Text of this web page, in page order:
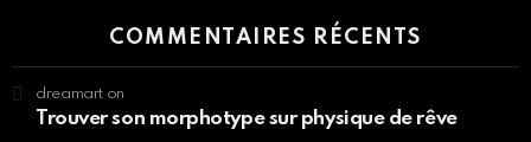
COMMENTAIRES RÉCENTS
dreamart on
Trouver son morphotype sur physique de rêve